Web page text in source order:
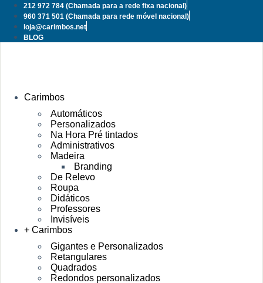
Pular
para
conteúdo
212 972 784 (Chamada para a rede fixa nacional)
960 371 501 (Chamada para rede móvel nacional)
loja@carimbos.net
BLOG
Carimbos
Automáticos
Personalizados
Na Hora Pré tintados
Administrativos
Madeira
Branding
De Relevo
Roupa
Didáticos
Professores
Invisíveis
+ Carimbos
Gigantes e Personalizados
Retangulares
Quadrados
Redondos personalizados